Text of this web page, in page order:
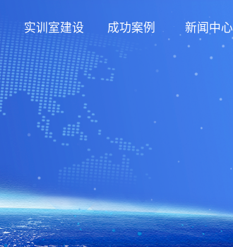
实训室建设 成功案例 新闻中心